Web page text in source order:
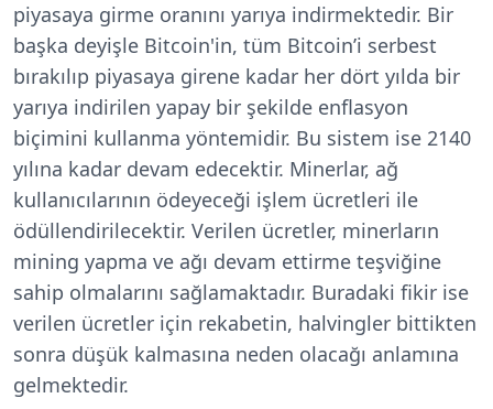
piyasaya girme oranını yarıya indirmektedir. Bir
başka deyişle Bitcoin'in, tüm Bitcoin’i serbest
bırakılıp piyasaya girene kadar her dört yılda bir
yarıya indirilen yapay bir şekilde enflasyon
biçimini kullanma yöntemidir. Bu sistem ise 2140
yılına kadar devam edecektir. Minerlar, ağ
kullanıcılarının ödeyeceği işlem ücretleri ile
ödüllendirilecektir. Verilen ücretler, minerların
mining yapma ve ağı devam ettirme teşviğine
sahip olmalarını sağlamaktadır. Buradaki fikir ise
verilen ücretler için rekabetin, halvingler bittikten
sonra düşük kalmasına neden olacağı anlamına
gelmektedir.